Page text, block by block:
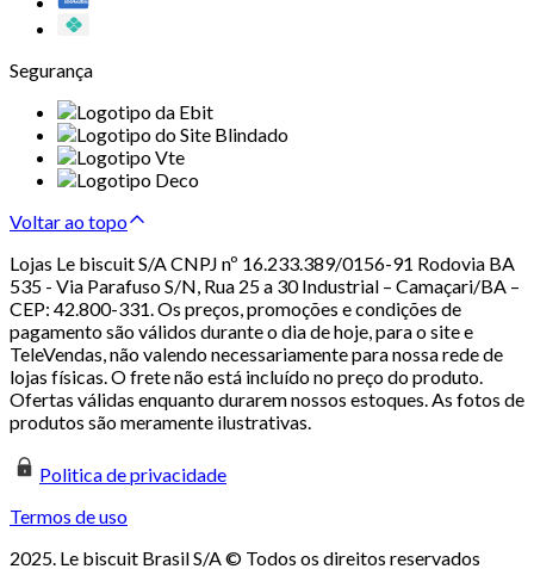
Segurança
Voltar ao topo
Lojas Le biscuit S/A CNPJ nº 16.233.389/0156-91 Rodovia BA
535 - Via Parafuso S/N, Rua 25 a 30 Industrial – Camaçari/BA –
CEP: 42.800-331. Os preços, promoções e condições de
pagamento são válidos durante o dia de hoje, para o site e
TeleVendas, não valendo necessariamente para nossa rede de
lojas físicas. O frete não está incluído no preço do produto.
Ofertas válidas enquanto durarem nossos estoques. As fotos de
produtos são meramente ilustrativas.
Politica de privacidade
Termos de uso
2025. Le biscuit Brasil S/A © Todos os direitos reservados